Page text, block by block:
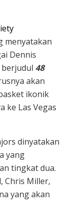
menyatakan
Dennis
berjudul 48
akan
ikonik
ke Las Vegas
dinyatakan
yang
tingkat dua.
Chris Miller,
yang akan